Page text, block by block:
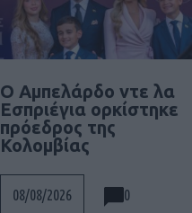
Ο Αμπελάρδο ντε λα
Εσπριέγια ορκίστηκε
πρόεδρος της
Κολομβίας
08/08/2026 0